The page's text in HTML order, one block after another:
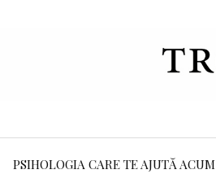
PSIHOLOGIA CARE TE AJUTĂ ACUM